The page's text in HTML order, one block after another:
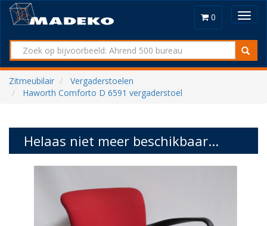
0
Zitmeubilair
Vergaderstoelen
Haworth Comforto D 6591 vergaderstoel
Helaas niet meer beschikbaar...